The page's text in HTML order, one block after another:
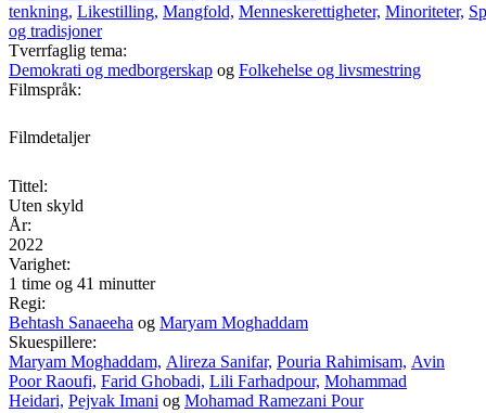
tenkning, Likestilling, Mangfold, Menneskerettigheter, Minoriteter,
og tradisjoner
Tverrfaglig tema:
Demokrati og medborgerskap og Folkehelse og livsmestring
Filmspråk:
Filmdetaljer
Tittel:
Uten skyld
År:
2022
Varighet:
1 time og 41 minutter
Regi:
Behtash Sanaeeha og Maryam Moghaddam
Skuespillere:
Maryam Moghaddam, Alireza Sanifar, Pouria Rahimisam, Avin
Poor Raoufi, Farid Ghobadi, Lili Farhadpour, Mohammad
Heidari, Pejvak Imani og Mohamad Ramezani Pour